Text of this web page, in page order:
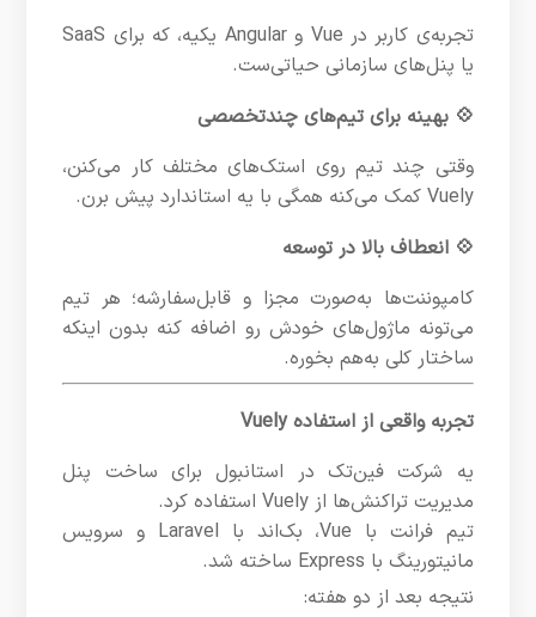
تجربه‌ی کاربر در Vue و Angular یکیه، که برای SaaS
یا پنل‌های سازمانی حیاتی‌ست.
💠 بهینه برای تیم‌های چندتخصصی
وقتی چند تیم روی استک‌های مختلف کار می‌کنن،
Vuely کمک می‌کنه همگی با یه استاندارد پیش برن.
💠 انعطاف بالا در توسعه
کامپوننت‌ها به‌صورت مجزا و قابل‌سفارشه؛ هر تیم
می‌تونه ماژول‌های خودش رو اضافه کنه بدون اینکه
ساختار کلی به‌هم بخوره.
تجربه واقعی از استفاده Vuely
یه شرکت فین‌تک در استانبول برای ساخت پنل
مدیریت تراکنش‌ها از Vuely استفاده کرد.
تیم فرانت با Vue، بک‌اند با Laravel و سرویس
مانیتورینگ با Express ساخته شد.
نتیجه بعد از دو هفته: